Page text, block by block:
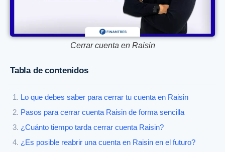
Cerrar cuenta en Raisin
Tabla de contenidos
Lo que debes saber para cerrar tu cuenta en Raisin
Pasos para cerrar cuenta Raisin de forma sencilla
¿Cuánto tiempo tarda cerrar cuenta Raisin?
¿Es posible reabrir una cuenta en Raisin en el futuro?